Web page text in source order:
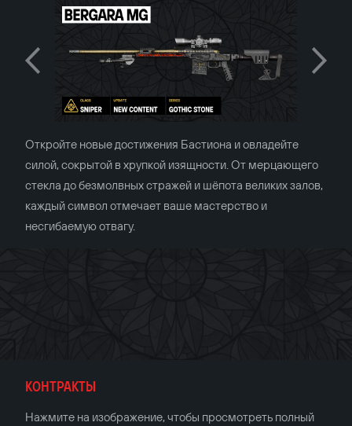
Откройте новые достижения Бастиона и овладейте
силой, сокрытой в хрупкой изящности. От мерцающего
стекла до безмолвных стражей и шёпота великих залов,
каждый символ отмечает ваше мастерство и
несгибаемую отвагу.
КОНТРАКТЫ
Нажмите на изображение, чтобы просмотреть полный